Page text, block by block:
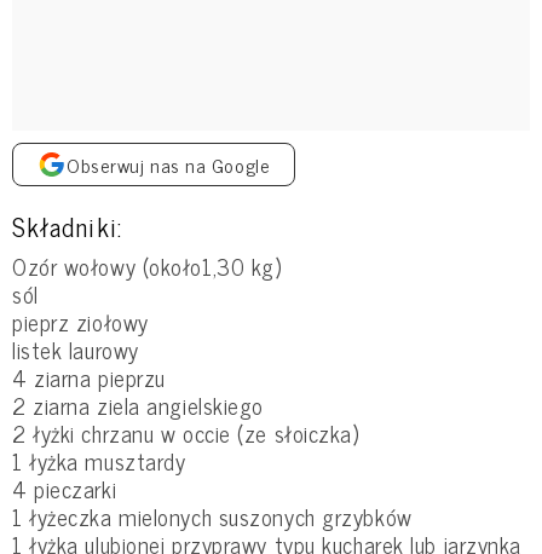
Obserwuj nas na Google
Składniki:
Ozór wołowy (około1,30 kg)
sól
pieprz ziołowy
listek laurowy
4 ziarna pieprzu
2 ziarna ziela angielskiego
2 łyżki chrzanu w occie (ze słoiczka)
1 łyżka musztardy
4 pieczarki
1 łyżeczka mielonych suszonych grzybków
1 łyżka ulubionej przyprawy typu kucharek lub jarzynka